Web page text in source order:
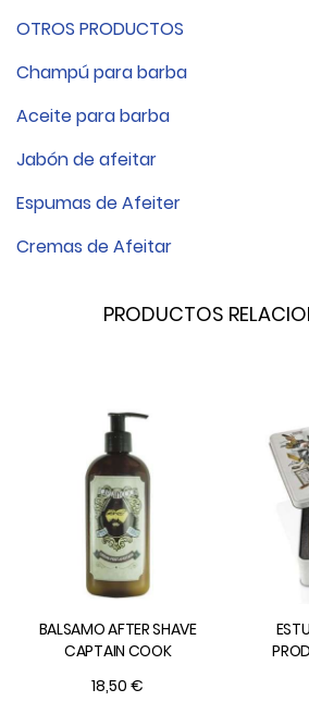
OTROS PRODUCTOS
Champú para barba
Aceite para barba
Jabón de afeitar
Espumas de Afeiter
Cremas de Afeitar
PRODUCTOS
BALSAMO AFTER SHAVE
CAPTAIN COOK
18,50 €